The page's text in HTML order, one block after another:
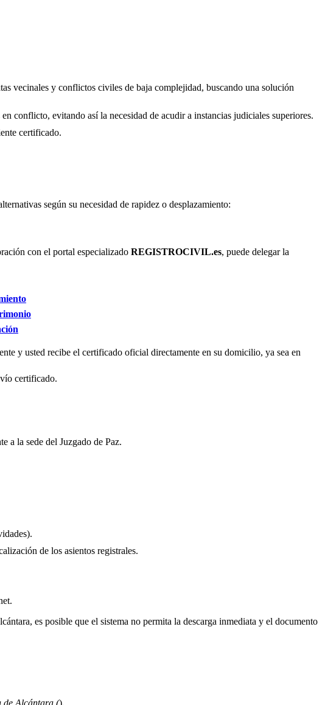
vecinales y conflictos civiles de baja complejidad, buscando una solución
conflicto, evitando así la necesidad de acudir a instancias judiciales superiores.
certificado.
según su necesidad de rapidez o desplazamiento:
con el portal especializado REGISTROCIVIL.es, puede delegar la
y usted recibe el certificado oficial directamente en su domicilio, ya sea en
certificado.
a la sede del Juzgado de Paz.
de los asientos registrales.
es posible que el sistema no permita la descarga inmediata y el documento